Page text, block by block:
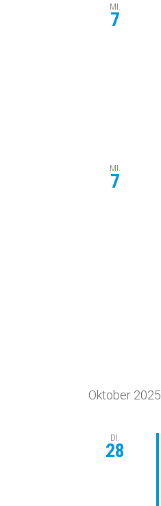
MI.
7
MI.
7
Oktober 2025
DI.
28